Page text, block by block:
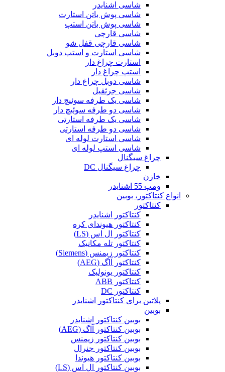
شاسی اشنایدر
شاسی پوش باتن استارت
شاسی پوش باتن استپ
شاسی قارچی
شاسی قارچی قفل شو
شاسی استارت و استپ دوبل
استارت چراغ دار
استپ چراغ دار
شاسی دوبل چراغ دار
شاسی جرثقیل
شاسی یک طرفه سوئیچ دار
شاسی دو طرفه سوئیچ دار
شاسی یک طرفه استارتی
شاسی دو طرفه استارتی
شاسی استارت لوله ای
شاسی استپ لوله ای
چراغ سیگنال
چراغ سیگنال DC
خازن
ومپ 55 اشنایدر
انواع کنتاکتور، بوبین
کنتاکتور
کنتاکتور اشنایدر
کنتاکتور هیوندای کره
کنتاکتور ال اس (LS)
کنتاکتور تله مکانیک
کنتاکتور زیمنس (Siemens)
کنتاکتور آاگ (AEG)
کنتاکتور یونولیک
کنتاکتور ABB
کنتاکتور DC
پلاتین برای کنتاکتور اشنایدر
بوبین
بوبین کنتاکتور اشنایدر
بوبین کنتاکتور آاگ (AEG)
بوبین کنتاکتور زیمنس
بوبین کنتاکتور جنرال
بوبین کنتاکتور هیوندا
بوبین کنتاکتور ال اس (LS)